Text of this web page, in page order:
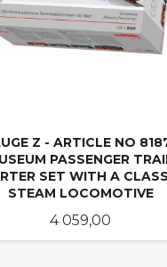
Z - ARTICLE NO
PASSENGER
SET WITH A
STEAM LOCOMOTIVE
Pris
4 059,00